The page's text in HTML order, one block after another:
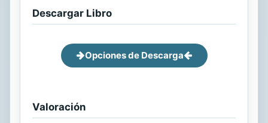
Descargar Libro
Opciones de Descarga
Valoración